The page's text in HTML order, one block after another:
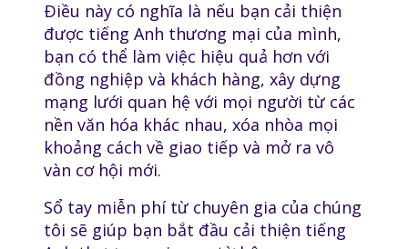
Điều này có nghĩa là nếu bạn cải thiện
được tiếng Anh thương mại của mình,
bạn có thể làm việc hiệu quả hơn với
đồng nghiệp và khách hàng, xây dựng
mạng lưới quan hệ với mọi người từ các
nền văn hóa khác nhau, xóa nhòa mọi
khoảng cách về giao tiếp và mở ra vô
vàn cơ hội mới.
Sổ tay miễn phí từ chuyên gia của chúng
tôi sẽ giúp bạn bắt đầu cải thiện tiếng